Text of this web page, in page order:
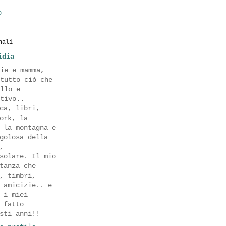
e mamma,
tutto ciò che
e
libri,
la
montagna e
della
solare. Il mio
che
timbri,
e
i miei
fatto
anni!!